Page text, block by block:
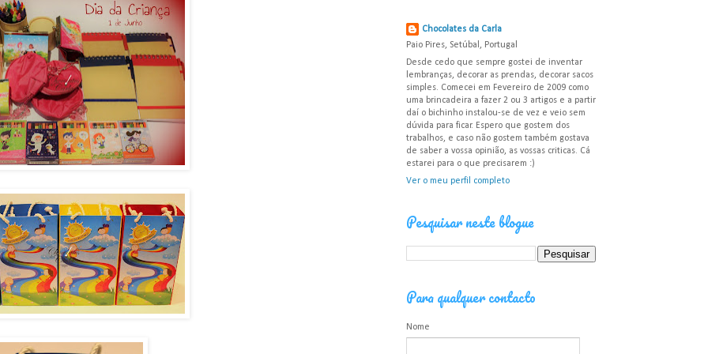
Chocolates da Carla
Paio Pires, Setúbal, Portugal
Desde cedo que sempre gostei de inventar
lembranças, decorar as prendas, decorar sacos
simples. Comecei em Fevereiro de 2009 como
uma brincadeira a fazer 2 ou 3 artigos e a partir
daí o bichinho instalou-se de vez e veio sem
dúvida para ficar. Espero que gostem dos
trabalhos, e caso não gostem também gostava
de saber a vossa opinião, as vossas criticas. Cá
estarei para o que precisarem :)
Ver o meu perfil completo
Pesquisar neste blogue
Para qualquer contacto
Nome